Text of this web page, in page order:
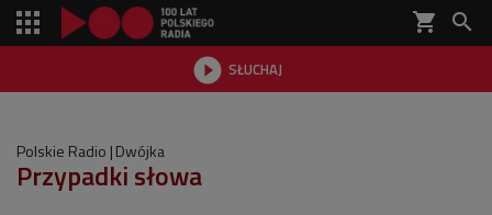
shopping_cart 
 SŁUCHAJ

Polskie Radio Dwójka
Przypadki słowa